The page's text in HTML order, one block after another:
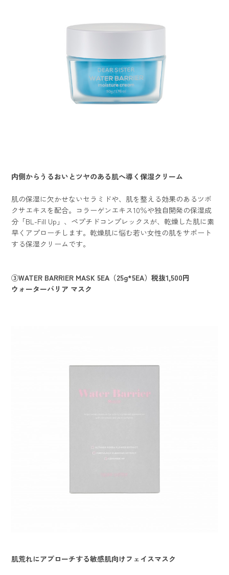
内側からうるおいとツヤのある肌へ導く保湿クリーム
肌の保湿に欠かせないセラミドや、肌を整える効果のあるツボ
クサエキスを配合。コラーゲンエキス10％や独自開発の保湿成
分「BL-Fill Up」、ペプチドコンプレックスが、乾燥した肌に素
早くアプローチします。乾燥肌に悩む若い女性の肌をサポート
する保湿クリームです。
③WATER BARRIER MASK 5EA（25g*5EA）税抜1,500円
ウォーターバリア マスク
肌荒れにアプローチする敏感肌向けフェイスマスク